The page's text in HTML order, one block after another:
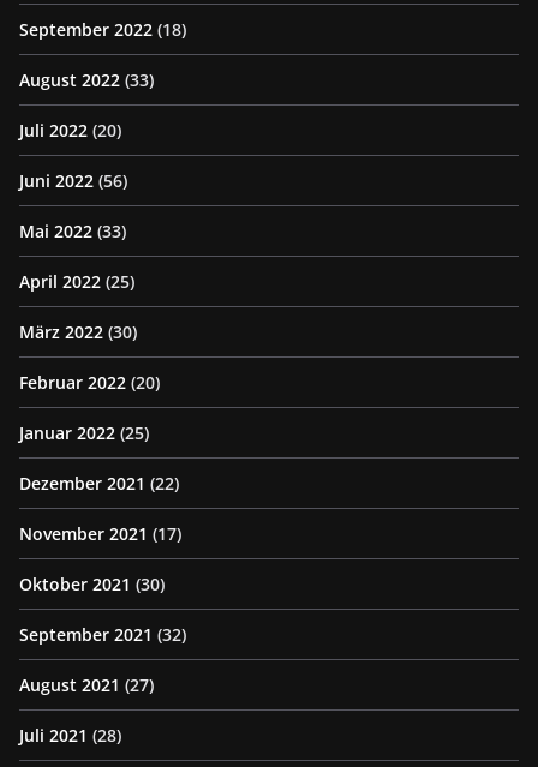
September 2022 (18)
August 2022 (33)
Juli 2022 (20)
Juni 2022 (56)
Mai 2022 (33)
April 2022 (25)
März 2022 (30)
Februar 2022 (20)
Januar 2022 (25)
Dezember 2021 (22)
November 2021 (17)
Oktober 2021 (30)
September 2021 (32)
August 2021 (27)
Juli 2021 (28)